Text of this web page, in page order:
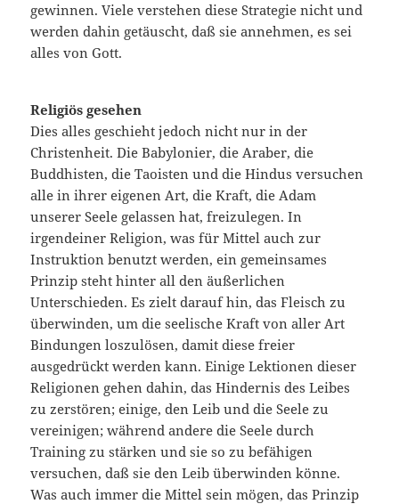
gewinnen. Viele verstehen diese Strategie nicht und
werden dahin getäuscht, daß sie annehmen, es sei
alles von Gott.
Religiös gesehen
Dies alles geschieht jedoch nicht nur in der
Christenheit. Die Babylonier, die Araber, die
Buddhisten, die Taoisten und die Hindus versuchen
alle in ihrer eigenen Art, die Kraft, die Adam
unserer Seele gelassen hat, freizulegen. In
irgendeiner Religion, was für Mittel auch zur
Instruktion benutzt werden, ein gemeinsames
Prinzip steht hinter all den äußerlichen
Unterschieden. Es zielt darauf hin, das Fleisch zu
überwinden, um die seelische Kraft von aller Art
Bindungen loszulösen, damit diese freier
ausgedrückt werden kann. Einige Lektionen dieser
Religionen gehen dahin, das Hindernis des Leibes
zu zerstören; einige, den Leib und die Seele zu
vereinigen; während andere die Seele durch
Training zu stärken und sie so zu befähigen
versuchen, daß sie den Leib überwinden könne.
Was auch immer die Mittel sein mögen, das Prinzip